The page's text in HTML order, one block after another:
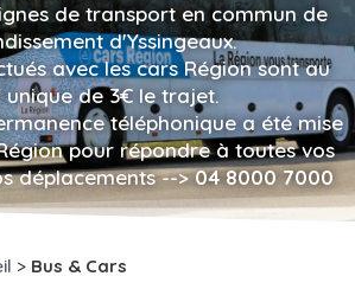
de transport en commun de
d'Yssingeaux.
avec les cars Région sont au
de 3€ le trajet.
téléphonique a été mise
pour répondre à toutes vos
déplacements -->04 8000 7000
> Bus & Cars